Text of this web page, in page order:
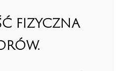
fizyczna